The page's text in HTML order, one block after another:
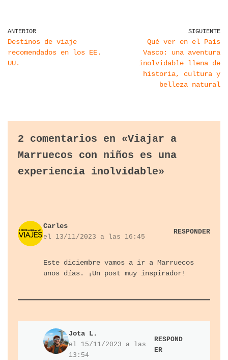
ANTERIOR
Destinos de viaje
recomendados en los EE.
UU.
SIGUIENTE
Qué ver en el País
Vasco: una aventura
inolvidable llena de
historia, cultura y
belleza natural
2 comentarios en «Viajar a
Marruecos con niños es una
experiencia inolvidable»
Carles
el 13/11/2023 a las 16:45
RESPONDER
Este diciembre vamos a ir a Marruecos
unos días. ¡Un post muy inspirador!
Jota L.
el 15/11/2023 a las
13:54
RESPOND
ER